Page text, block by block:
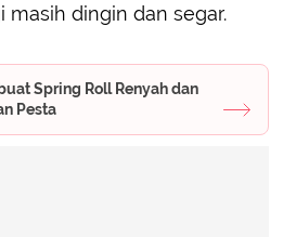
masih dingin dan segar.
Spring Roll Renyah dan
Pesta